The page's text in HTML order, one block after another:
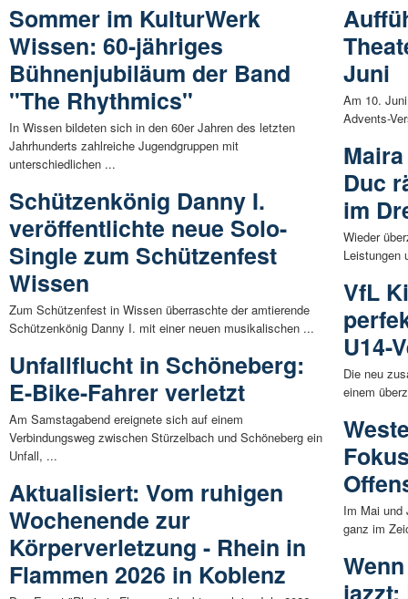
Sommer im KulturWerk
Wissen: 60-jähriges
Bühnenjubiläum der Band
"The Rhythmics"
In Wissen bildeten sich in den 60er Jahren des letzten
Jahrhunderts zahlreiche Jugendgruppen mit
unterschiedlichen ...
Schützenkönig Danny I.
veröffentlichte neue Solo-
Single zum Schützenfest
Wissen
Zum Schützenfest in Wissen überraschte der amtierende
Schützenkönig Danny I. mit einer neuen musikalischen ...
Unfallflucht in Schöneberg:
E-Bike-Fahrer verletzt
Am Samstagabend ereignete sich auf einem
Verbindungsweg zwischen Stürzelbach und Schöneberg ein
Unfall, ...
Aktualisiert: Vom ruhigen
Wochenende zur
Körperverletzung - Rhein in
Flammen 2026 in Koblenz
Juni
Am 10.
Advents-
Duc
im
Wieder
Leistungen
VfL
U14-
Die neu
einem
Im Mai und
ganz im